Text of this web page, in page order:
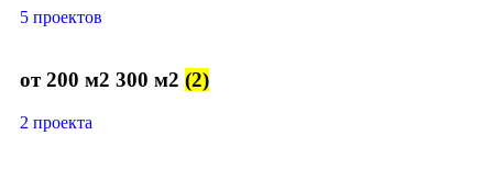
5 проектов
от 200 м2 300 м2 (2)
2 проекта